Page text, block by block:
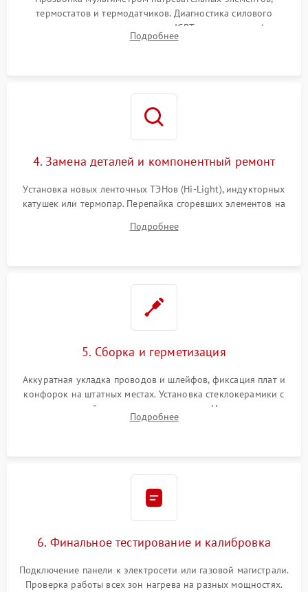
термостатов и термодатчиков. Диагностика силового
модуля, реле, диодных мостов и IGBT-транзисторов (для
индукции). Проверка кранов и газ-контроля (для газовых
Подробнее
4. Замена деталей и компонентный ремонт
Установка новых ленточных ТЭНов (Hi-Light), индукторных
катушек или термопар. Перепайка сгоревших элементов на
дорожек. Очистка контактов и замена поврежденной
Подробнее
5. Сборка и герметизация
Аккуратная укладка проводов и шлейфов, фиксация плат и
конфорок на штатных местах. Установка стеклокерамики с
проверкой равномерности зазоров. Нанесение
термостойкого герметика или укладка уплотнительной
Подробнее
6. Финальное тестирование и калибровка
Подключение панели к электросети или газовой магистрали.
Проверка работы всех зон нагрева на разных мощностях.